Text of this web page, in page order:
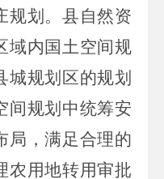
规划。县自然资
域内国土空间规
城规划区的规划
间规划中统筹安
局，满足合理的
农用地转用审批